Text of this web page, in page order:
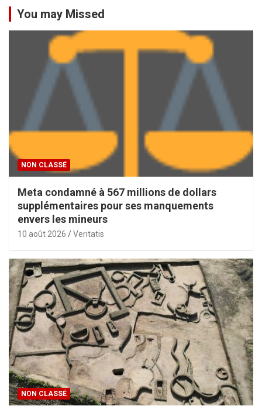
You may Missed
NON CLASSÉ
Meta condamné à 567 millions de dollars
supplémentaires pour ses manquements
envers les mineurs
10 août 2026 Veritatis
NON CLASSÉ